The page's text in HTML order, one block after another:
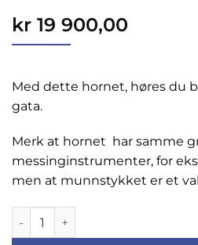
kr 19 900,00
Med dette hornet, høres du
gata.
Merk at hornet har samme
messinginstrumenter, for
men at munnstykket er et
Jupiter Marching Valthorn JHR-